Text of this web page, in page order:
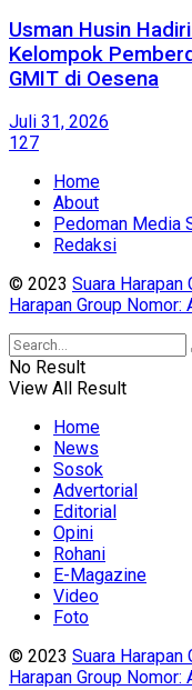
​Usman Husin
Kelompok
GMIT di Oesena
Juli 31, 2026
127
Home
About
Pedoman Media
Redaksi
© 2023 Suara Harapan
Harapan Group
No Result
View All Result
Home
News
Sosok
Advertorial
Editorial
Opini
Rohani
E-Magazine
Video
Foto
© 2023 Suara Harapan
Harapan Group